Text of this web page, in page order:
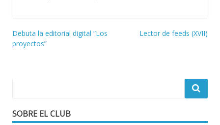
Navegación
de
Debuta la editorial digital “Los
proyectos”
Lector de feeds (XVII)
SOBRE EL CLUB